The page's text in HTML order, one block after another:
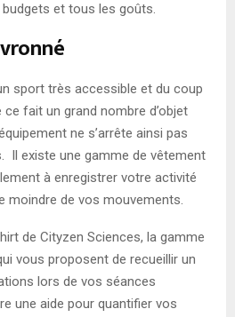
et tous les goûts.
sport très accessible et du coup
fait un grand nombre d’objet
ne s’arrête ainsi pas
Il existe une gamme de vêtement
à enregistrer votre activité
moindre de vos mouvements.
de Cityzen Sciences, la gamme
vous proposent de recueillir un
lors de vos séances
une aide pour quantifier vos